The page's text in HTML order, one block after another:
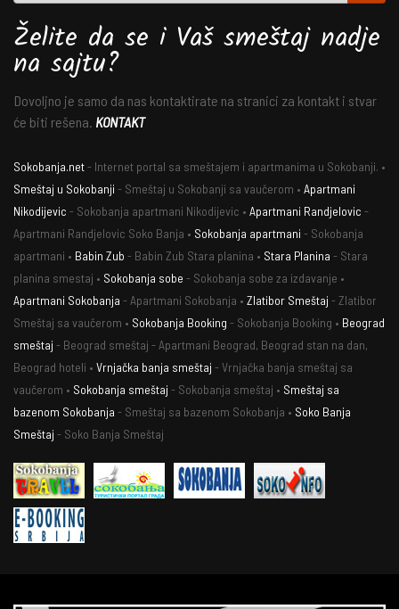
Želite da se i Vaš smeštaj nadje
na sajtu?
Dovoljno je samo da nas kontaktirate na stranici za kontakt i stvar
će biti rešena. KONTAKT
Sokobanja.net- Internet portal sa smeštajem i apartmanima u Sokobanji. •
Smeštaj u Sokobanji - Smeštaj u Sokobanji sa vaučerom • Apartmani
Nikodijevic - Sokobanja apartmani Nikodijevic • Apartmani Randjelovic -
Apartmani Randjelovic Soko Banja • Sokobanja apartmani - Sokobanja
apartmani • Babin Zub - Babin Zub Stara planina • Stara Planina - Stara
planina smestaj • Sokobanja sobe - Sokobanja sobe za izdavanje •
Apartmani Sokobanja - Apartmani Sokobanja • Zlatibor Smeštaj - Zlatibor
Smeštaj sa vaučerom • Sokobanja Booking - Sokobanja Booking • Beograd
smeštaj - Beograd smeštaj - Apartmani Beograd, Beograd stan na dan,
Beograd hoteli • Vrnjačka banja smeštaj - Vrnjačka banja smeštaj sa
vaučerom • Sokobanja smeštaj - Sokobanja smeštaj • Smeštaj sa
bazenom Sokobanja - Smeštaj sa bazenom Sokobanja • Soko Banja
Smeštaj - Soko Banja Smeštaj